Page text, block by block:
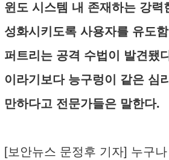
윈도 시스템 내 존재하는 강력
성화시키도록 사용자를 유도
퍼트리는 공격 수법이 발견됐
이라기보다 능구렁이 같은 심
만하다고 전문가들은 말한다.
[보안뉴스 문정후 기자] 누구